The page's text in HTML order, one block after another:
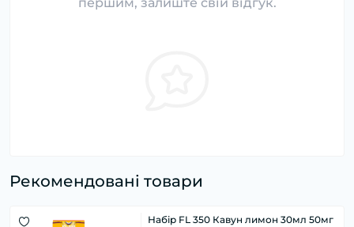
Рекомендовані товари
Набір FL 350 Кавун лимон 30мл 50мг